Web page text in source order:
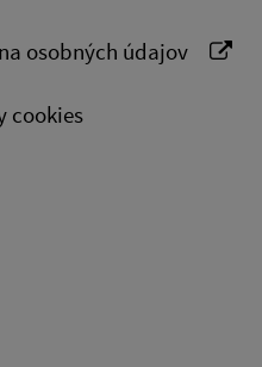
osobných údajov
cookies